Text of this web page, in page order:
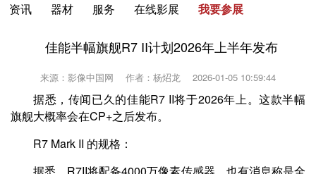
资讯 器材 服务 在线影展 我要参展
佳能半幅旗舰R7 II计划2026年上半年发布
来源：影像中国网 作者：杨炤龙 2026-01-05 10:59:44
据悉，传闻已久的佳能R7 II将于2026年上。这款半幅
旗舰大概率会在CP+之后发布。
R7 Mark II 的规格：